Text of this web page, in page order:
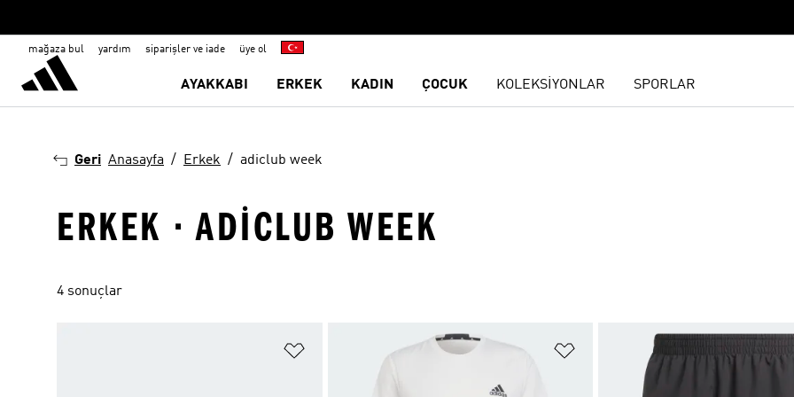
mağaza bul yardım siparişler ve iade üye ol
AYAKKABI ERKEK KADIN ÇOCUK KOLEKSİYONLAR SPORLAR
Geri Anasayfa Erkek adiclub week
ERKEK · ADICLUB WEEK
4 sonuçlar
Favori Listesine Ekle Favori Listesine Ekle